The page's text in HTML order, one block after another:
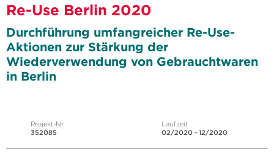
Re-Use Berlin 2020
Durchführung umfangreicher Re-Use-
Aktionen zur Stärkung der
Wiederverwendung von Gebrauchtwaren
in Berlin
Projekt-Nr.
352085
Laufzeit
02/2020 - 12/2020